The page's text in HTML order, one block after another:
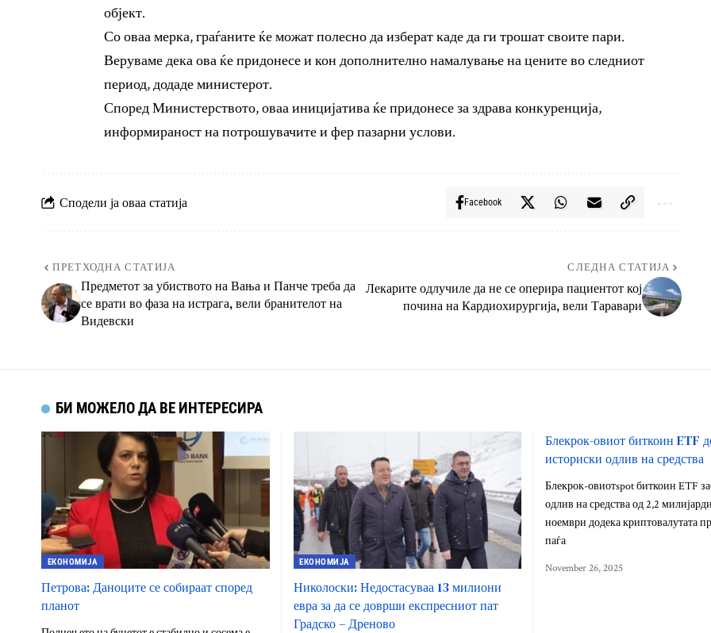
објект.
Со оваа мерка, граѓаните ќе можат полесно да изберат каде да ги трошат своите пари.
Веруваме дека ова ќе придонесе и кон дополнително намалување на цените во следниот
период, додаде министерот.
Според Министерството, оваа иницијатива ќе придонесе за здрава конкуренција,
информираност на потрошувачите и фер пазарни услови.
Сподели ја оваа статија Facebook
ПРЕТХОДНА СТАТИЈА
Предметот за убиството на Вања и Панче треба да
се врати во фаза на истрага, вели бранителот на
Видевски
СЛЕДНА СТАТИЈА
Лекарите одлучиле да не се оперира пациентот кој
почина на Кардиохирургија, вели Таравари
БИ МОЖЕЛО ДА ВЕ ИНТЕРЕСИРА
ЕКОНОМИЈА
Петрова: Даноците се собираат според
планот
ЕКОНОМИЈА
Николоски: Недостасуваа 13 милиони
евра за да се доврши експресниот пат
Градско – Дреново
Блекрок-овиот биткоин ETF
историски одлив на средства
Блекрок-овиотspot биткоин ETF
одлив на средства од 2,2
ноември додека криптовалутата
паѓа
November 26, 2025